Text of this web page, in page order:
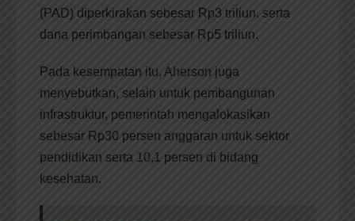
(PAD) diperkirakan sebesar Rp3 triliun, serta
dana perimbangan sebesar Rp5 triliun.
Pada kesempatan itu, Aherson juga
menyebutkan, selain untuk pembangunan
infrastruktur, pemerintah mengalokasikan
sebesar Rp30 persen anggaran untuk sektor
pendidikan serta 10,1 persen di bidang
kesehatan.